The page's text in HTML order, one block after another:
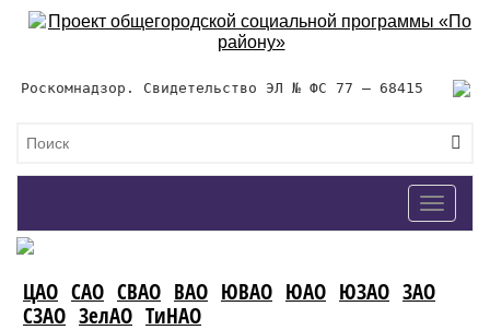
Роскомнадзор. Свидетельство ЭЛ № ФС 77 – 68415
Toggle
ЦАО САО СВАО ВАО ЮВАО ЮАО ЮЗАО ЗАО
СЗАО ЗелАО ТиНАО